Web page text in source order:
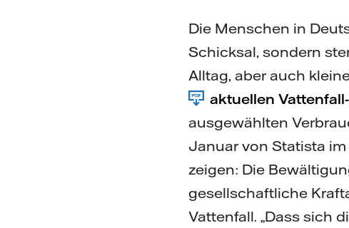
Die Menschen in
Schicksal, sondern
Alltag, aber auch
aktuellen
ausgewählten
Januar von Statista
zeigen: Die
gesellschaftliche
Vattenfall. „Dass sich